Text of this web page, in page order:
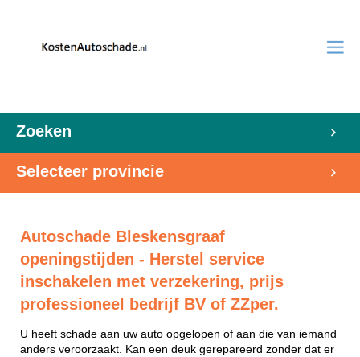
Zoeken
Selecteer provincie
Autoschade Bleskensgraaf
openingstijden - Herstel service
inschakelen met verzekering, prijs
professioneel bedrijf BV of ZZper.
U heeft schade aan uw auto opgelopen of aan die van iemand
anders veroorzaakt. Kan een deuk gerepareerd zonder dat er